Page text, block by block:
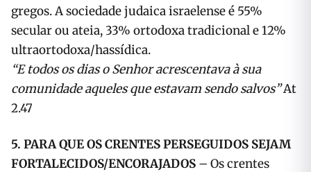
gregos. A sociedade judaica israelense é 55%
secular ou ateia, 33% ortodoxa tradicional e 12%
ultraortodoxa/hassídica.
“E todos os dias o Senhor acrescentava à sua
comunidade aqueles que estavam sendo salvos”At
2.47
5. PARA QUE OS CRENTES PERSEGUIDOS SEJAM
FORTALECIDOS/ENCORAJADOS – Os crentes